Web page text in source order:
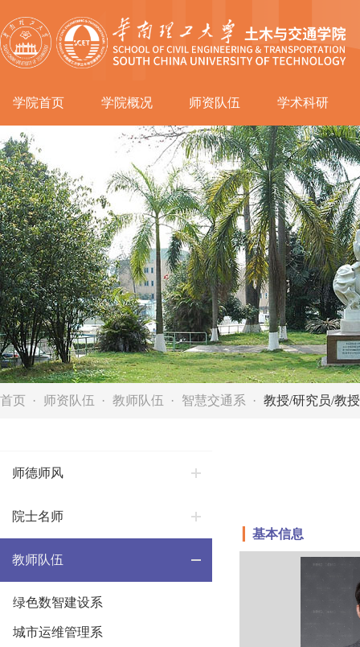
学院首页 学院概况 师资队伍 学术科研
首页 师资队伍 教师队伍 智慧交通系 教授/研究员/教
师德师风
院士名师
教师队伍
绿色数智建设系
城市运维管理系
基本信息